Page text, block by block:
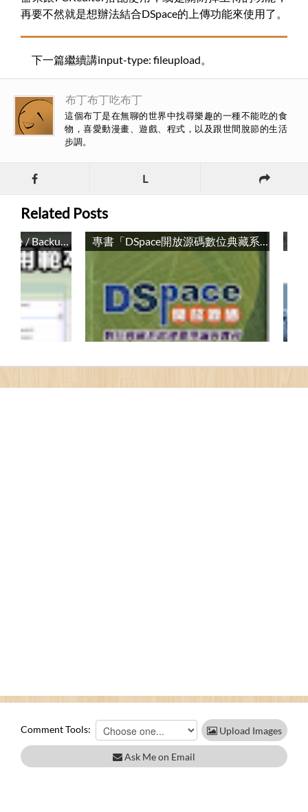
再要不然就是想辦法結合DSpace的上傳功能來使用了。
下一篇繼續講input-type: fileupload。
布丁布丁吃布丁
這個布丁是在無聊的世界中找尋樂趣的一種不能吃的食
物，喜愛動漫畫、遊戲、程式，以及跟世間脫節的生活
步調。
L
Related Posts
OpenVZ虛擬應用範本備份 / Backup OpenVZ Format Virtual Templates 專書「DSpace開放源碼數位典藏系統建置理論與實務」出版了 / Developing an Open Source Digital Archive With DSpace: Theory and Practice
Comment Tools: Upload Images
Ask Me on Email